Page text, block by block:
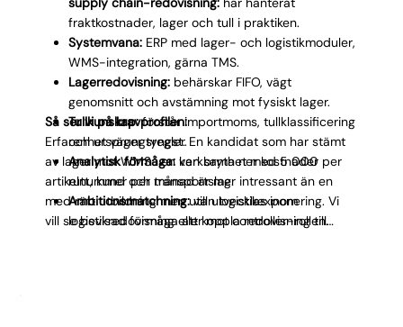
fraktkostnader, lager och tull i praktiken.
Systemvana:ERP med lager- och logistikmoduler,
WMS-integration, gärna TMS.
Lagerredovisning:behärskar FIFO, vägt
genomsnitt och avstämning mot fysiskt lager.
Tullkunskap:förstår importmoms, tullklassificering
och ursprungsregler.
Analytisk förmåga:kan bryta ner kostnader per
rutt, kund och transportslag.
Ambitionsmatchning:vill utvecklas inom
logistikredovisning eller mot controller-rollen.
Så ser vi på kravprofilen:
Erfarenhet väger tyngst. En kandidat som har stämt
av lager mot WMS i en verksamhet med 5 000
artikelnummer per månad är mer intressant än en
med rätt utbildning men utan logistikexponering. Vi
vill se bevisad förmåga att koppla redovisning till